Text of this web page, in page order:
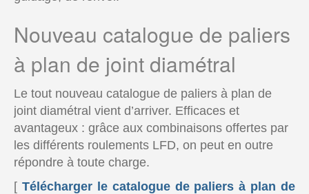
Nouveau catalogue de paliers
à plan de joint diamétral
Le tout nouveau catalogue de paliers à plan de
joint diamétral vient d’arriver. Efficaces et
avantageux : grâce aux combinaisons offertes par
les différents roulements LFD, on peut en outre
répondre à toute charge.
[ Télécharger le catalogue de paliers à plan de